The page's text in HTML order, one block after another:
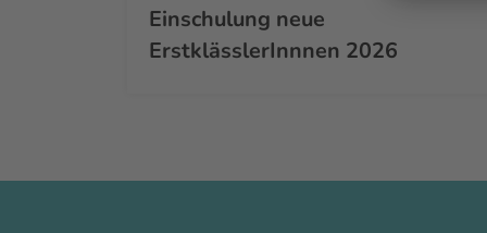
Einschulung neue
ErstklässlerInnnen 2026